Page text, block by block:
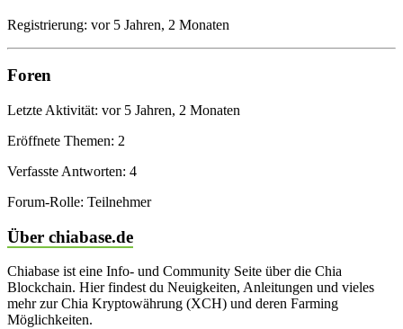
Registrierung: vor 5 Jahren, 2 Monaten
Foren
Letzte Aktivität: vor 5 Jahren, 2 Monaten
Eröffnete Themen: 2
Verfasste Antworten: 4
Forum-Rolle: Teilnehmer
Über chiabase.de
Chiabase ist eine Info- und Community Seite über die Chia
Blockchain. Hier findest du Neuigkeiten, Anleitungen und vieles
mehr zur Chia Kryptowährung (XCH) und deren Farming
Möglichkeiten.